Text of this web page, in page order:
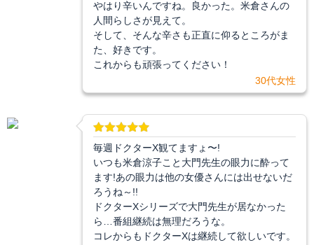
やはり辛いんですね。良かった。米倉さんの
人間らしさが見えて。
そして、そんな辛さも正直に仰るところがま
た、好きです。
これからも頑張ってください！
30代女性
毎週ドクターX観てますょ〜!
いつも米倉涼子こと大門先生の眼力に酔って
ます!あの眼力は他の女優さんには出せないだ
ろうね～!!
ドクターXシリーズで大門先生が居なかった
ら…番組継続は無理だろうな。
コレからもドクターXは継続して欲しいです。